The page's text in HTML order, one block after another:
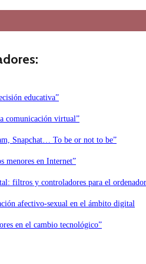
educativa”
comunicación virtual”
Snapchat… To be or not to be”
menores en Internet”
filtros y controladores para el
afectivo-sexual en el ámbito digital
en el cambio tecnológico”